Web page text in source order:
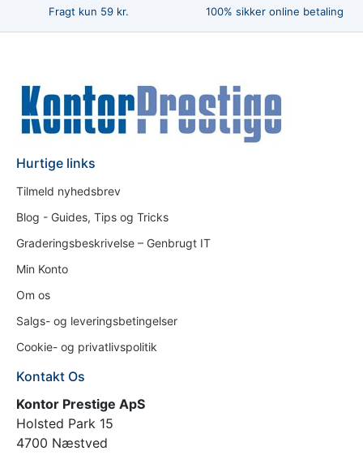
Fragt kun 59 kr. 100% sikker online betaling
Hurtige links
Tilmeld nyhedsbrev
Blog - Guides, Tips og Tricks
Graderingsbeskrivelse – Genbrugt IT
Min Konto
Om os
Salgs- og leveringsbetingelser
Cookie- og privatlivspolitik
Kontakt Os
Kontor Prestige ApS
Holsted Park 15
4700 Næstved